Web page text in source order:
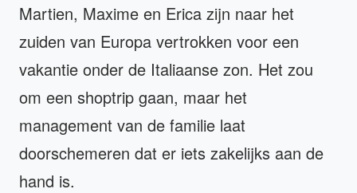
Martien, Maxime en Erica zijn naar het
zuiden van Europa vertrokken voor een
vakantie onder de Italiaanse zon. Het zou
om een shoptrip gaan, maar het
management van de familie laat
doorschemeren dat er iets zakelijks aan de
hand is.